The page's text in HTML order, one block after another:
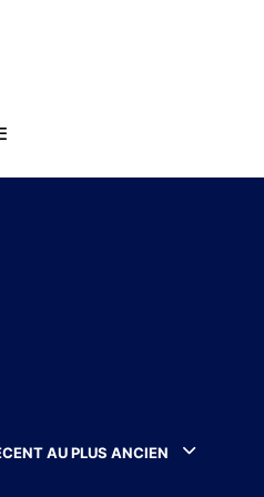
AU PLUS ANCIEN